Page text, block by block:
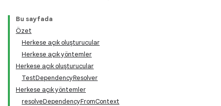
Bu sayfada
Özet
Herkese açık oluşturucular
Herkese açık yöntemler
Herkese açık oluşturucular
TestDependencyResolver
Herkese açık yöntemler
resolveDependencyFromContext